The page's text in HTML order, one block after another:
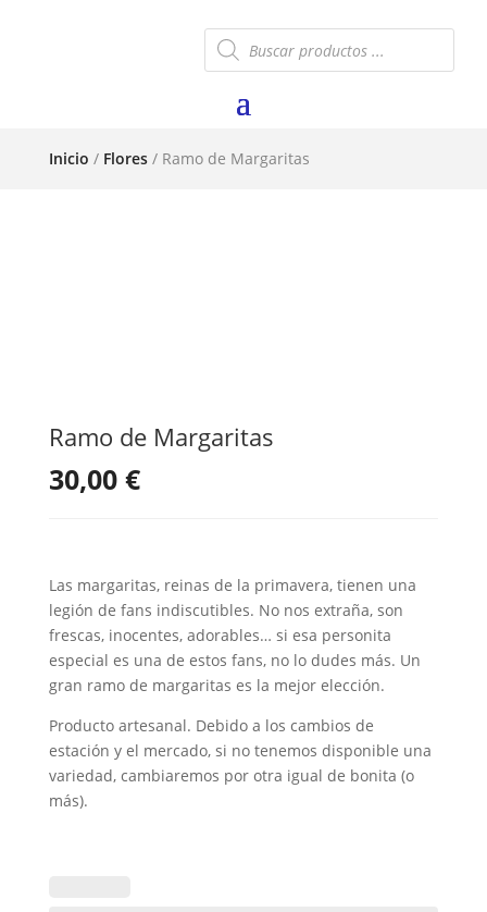
Búsqueda
de
productos
Inicio / Flores/ Ramo de Margaritas
Ramo de Margaritas
30,00 €
Las margaritas, reinas de la primavera, tienen una
legión de fans indiscutibles. No nos extraña, son
frescas, inocentes, adorables… si esa personita
especial es una de estos fans, no lo dudes más. Un
gran ramo de margaritas es la mejor elección.
Producto artesanal. Debido a los cambios de
estación y el mercado, si no tenemos disponible una
variedad, cambiaremos por otra igual de bonita (o
más).